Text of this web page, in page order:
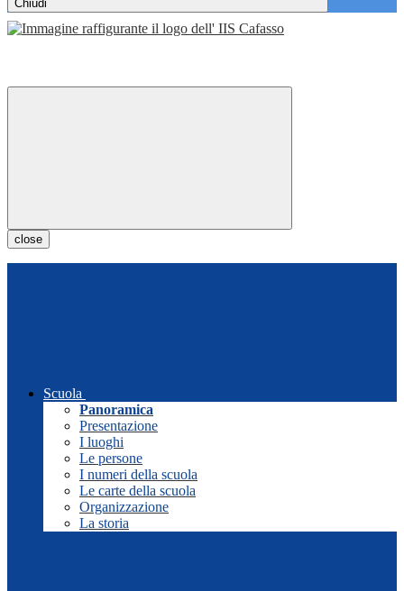
Chiudi
close
Scuola
Panoramica
Presentazione
I luoghi
Le persone
I numeri della scuola
Le carte della scuola
Organizzazione
La storia